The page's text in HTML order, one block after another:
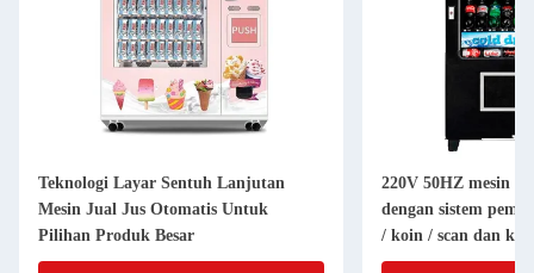
Teknologi Layar Sentuh Lanjutan
Mesin Jual Jus Otomatis Untuk
Pilihan Produk Besar
220V 50HZ mesin
dengan sistem
/ koin / scan dan
stiker